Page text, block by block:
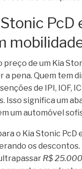
preço de um Kia
a pena. Quem tem
de IPI, IOF,
Isso significa um
um automóvel
o Kia Stonic PcD
os
R$ 25.000